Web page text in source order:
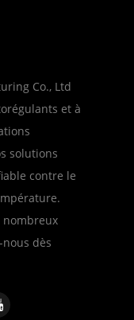
Co., Ltd
et à
solutions
contre le
nombreux
dès